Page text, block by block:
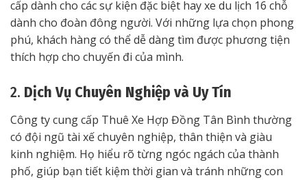
cấp dành cho các sự kiện đặc biệt hay xe du lịch 16 chỗ
dành cho đoàn đông người. Với những lựa chọn phong
phú, khách hàng có thể dễ dàng tìm được phương tiện
thích hợp cho chuyến đi của mình.
2. Dịch Vụ Chuyên Nghiệp và Uy Tín
Công ty cung cấp Thuê Xe Hợp Đồng Tân Bình thường
có đội ngũ tài xế chuyên nghiệp, thân thiện và giàu
kinh nghiệm. Họ hiểu rõ từng ngóc ngách của thành
phố, giúp bạn tiết kiệm thời gian và tránh những con